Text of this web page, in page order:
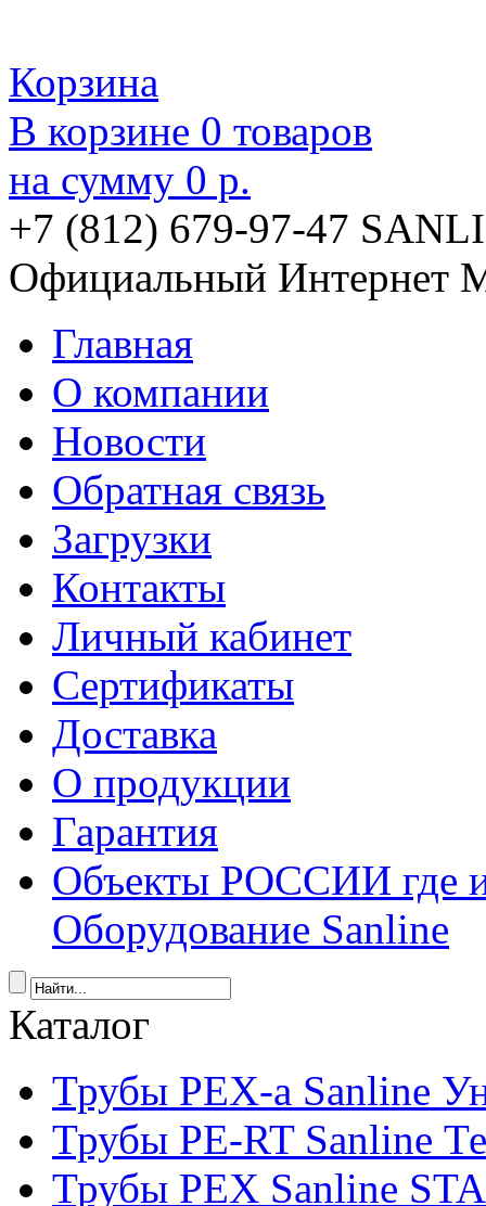
Корзина
В корзине 0 товаров
на сумму 0 р.
+7 (812) 679-97-47
Официальный Интернет
Главная
О компании
Новости
Обратная связь
Загрузки
Контакты
Личный кабинет
Сертификаты
Доставка
О продукции
Гарантия
Объекты РОССИИ где
Оборудование Sanline
Каталог
Трубы PEX-a Sanline
Трубы PE-RT Sanline
Трубы PEX Sanline